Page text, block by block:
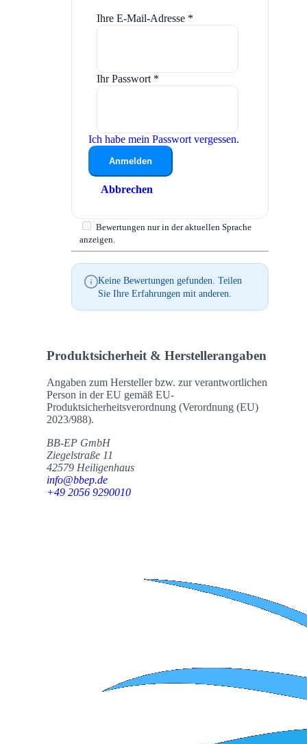
Ihre E-Mail-Adresse *
Ihr Passwort *
Ich habe mein Passwort vergessen.
Anmelden
Abbrechen
Bewertungen nur in der aktuellen Sprache
anzeigen.
Keine Bewertungen gefunden. Teilen
Sie Ihre Erfahrungen mit anderen.
Produktsicherheit & Herstellerangaben
Angaben zum Hersteller bzw. zur verantwortlichen
Person in der EU gemäß EU-
Produktsicherheitsverordnung (Verordnung (EU)
2023/988).
BB-EP GmbH
Ziegelstraße 11
42579 Heiligenhaus
info@bbep.de
+49 2056 9290010